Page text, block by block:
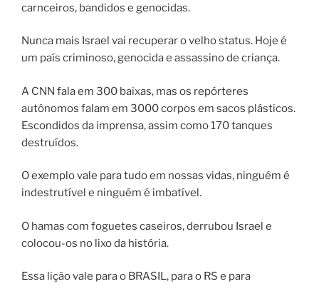
carnceiros, bandidos e genocidas.
Nunca mais Israel vai recuperar o velho status. Hoje é
um país criminoso, genocida e assassino de criança.
A CNN fala em 300 baixas, mas os repórteres
autônomos falam em 3000 corpos em sacos plásticos.
Escondidos da imprensa, assim como 170 tanques
destruídos.
O exemplo vale para tudo em nossas vidas, ninguém é
indestrutível e ninguém é imbatível.
O hamas com foguetes caseiros, derrubou Israel e
colocou-os no lixo da história.
Essa lição vale para o BRASIL, para o RS e para